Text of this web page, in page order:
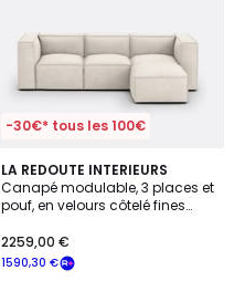
-30€* tous les 100€
LA REDOUTE INTERIEURS
Canapé modulable, 3 places et
pouf, en velours côtelé fines
1590,30 €
2259,00 €
5
Couleurs